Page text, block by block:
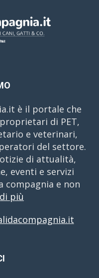
è il portale che
di PET,
e veterinari,
del settore.
di attualità,
eventi e servizi
compagnia e non
più